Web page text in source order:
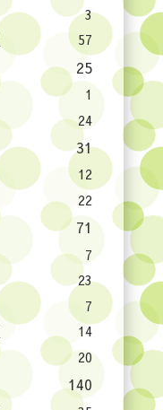
3
57
25
1
24
31
12
22
71
7
23
7
14
20
140